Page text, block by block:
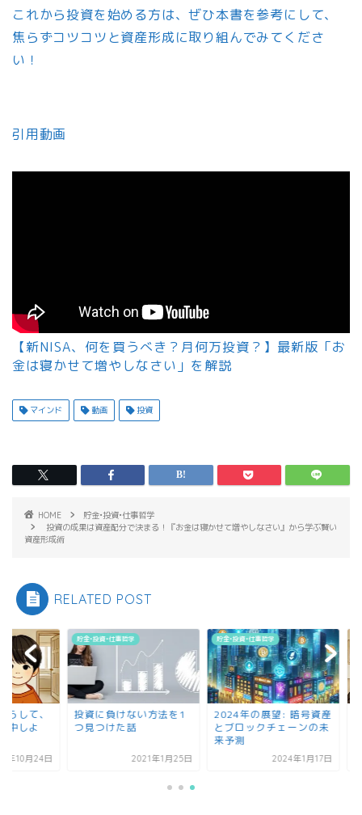
これから投資を始める方は、ぜひ本書を参考にして、
焦らずコツコツと資産形成に取り組んでみてくださ
い！
引用動画
【新NISA、何を買うべき？月何万投資？】最新版「お
金は寝かせて増やしなさい」を解説
マインド 動画 投資
HOME
貯金•投資•仕事哲学
投資の成果は資産配分で決まる！『お金は寝かせて増やしなさい』から学ぶ賢い
資産形成術
RELATED POST
資•仕事哲学
に負けない方法を1
けた話
2021年1月25日
貯金•投資•仕事哲学
2024年の展望: 暗号資産
とブロックチェーンの未
2024年1月17日
貯金•投資•仕事哲学
苦手なことは減らし
好きなことに集中し
2024年10